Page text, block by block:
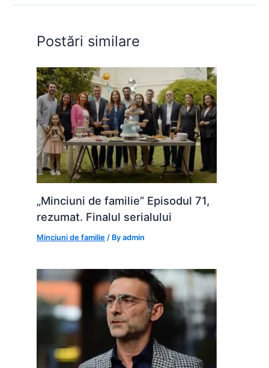
o
o
k
p
p
n
g
er
Postări similare
„Minciuni de familie” Episodul 71,
rezumat. Finalul serialului
Minciuni de familie / Byadmin